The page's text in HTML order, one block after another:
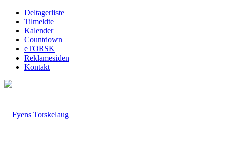
Deltagerliste
Tilmeldte
Kalender
Countdown
eTORSK
Reklamesiden
Kontakt